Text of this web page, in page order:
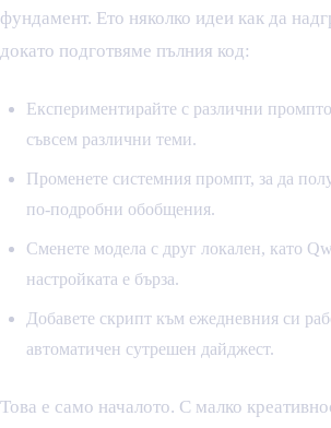
фундамент. Ето няколко идеи как да
докато подготвяме пълния код:
Експериментирайте с различни
съвсем различни теми.
Променете системния промпт, за да
по-подробни обобщения.
Сменете модела с друг локален, като
настройката е бърза.
Добавете скрипт към ежедневния си
автоматичен сутрешен дайджест.
Това е само началото. С малко